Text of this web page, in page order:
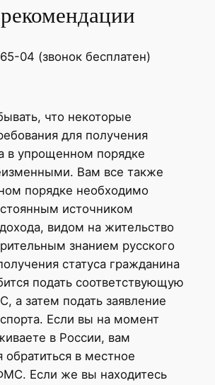
04 (звонок бесплатен)
что некоторые
для получения
в упрощенном порядке
Вам все также
порядке необходимо
источником
видом на жительство
знанием русского
статуса гражданина
подать соответствующую
а затем подать заявление
Если вы на момент
в России, вам
обратиться в местное
Если же вы находитесь